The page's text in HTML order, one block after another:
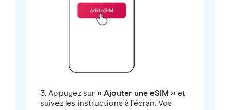
3. Appuyez sur « Ajouter une eSIM » et
suivez les instructions à l’écran. Vos